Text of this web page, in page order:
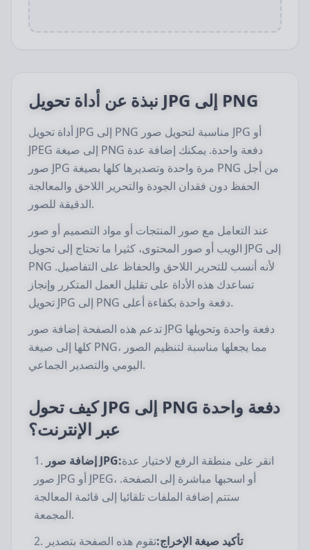
نبذة عن أداة تحويل JPG إلى PNG
أداة تحويل JPG إلى PNG مناسبة لتحويل صور JPG أو
JPEG إلى صيغة PNG دفعة واحدة. يمكنك إضافة عدة
صور JPG مرة واحدة وتصديرها كلها بصيغة PNG من أجل
الحفظ دون فقدان الجودة والتحرير اللاحق والمعالجة
الدقيقة للصور.
عند التعامل مع صور المنتجات أو مواد التصميم أو صور
الويب أو صور المحتوى، كثيرا ما تحتاج إلى تحويل JPG إلى
PNG لأنه أنسب للتحرير اللاحق والحفاظ على التفاصيل.
تساعدك هذه الأداة على تقليل العمل المتكرر وإنجاز
تحويل JPG إلى PNG دفعة واحدة بكفاءة أعلى.
تدعم هذه الصفحة إضافة صور JPG دفعة واحدة وتحويلها
كلها إلى صيغة PNG، مما يجعلها مناسبة لتنظيم الصور
اليومي والتصدير الجماعي.
كيف تحول JPG إلى PNG دفعة واحدة
عبر الإنترنت؟
إضافة صور JPG:انقر على منطقة الرفع لاختيار عدة
صور JPG أو JPEG، أو اسحبها مباشرة إلى الصفحة.
ستتم إضافة الملفات تلقائيا إلى قائمة المعالجة
المجمعة.
تأكيد صيغة الإخراج:تقوم هذه الصفحة بتصدير